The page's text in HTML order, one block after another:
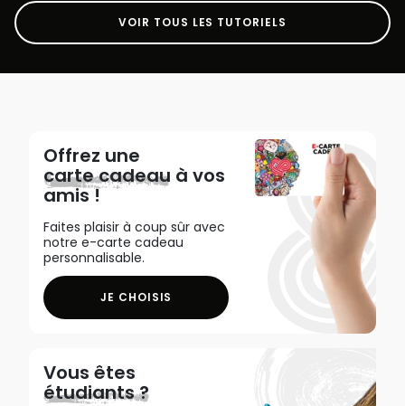
VOIR TOUS LES TUTORIELS
Offrez une
carte cadeau à vos
amis !
Faites plaisir à coup sûr avec
notre e-carte cadeau
personnalisable.
JE CHOISIS
Vous êtes
étudiants ?